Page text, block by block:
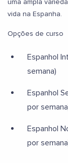
uma ampla
vida na Espanha.
Opções de curso
Espanhol
semana)
Espanhol
por
Espanhol
por